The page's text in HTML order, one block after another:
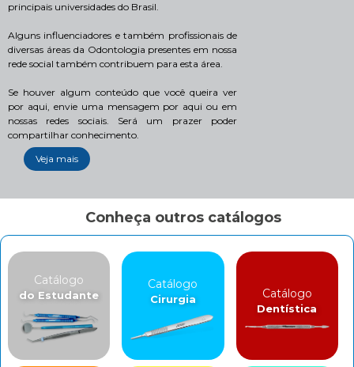
principais universidades do Brasil.
Alguns influenciadores e também profissionais de
diversas áreas da Odontologia presentes em nossa
rede social também contribuem para esta área.
Se houver algum conteúdo que você queira ver
por aqui, envie uma mensagem por aqui ou em
nossas redes sociais. Será um prazer poder
compartilhar conhecimento.
Veja mais
Conheça outros catálogos
Catálogo
do Estudante
Catálogo
Cirurgia Catálogo
Dentística